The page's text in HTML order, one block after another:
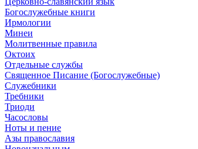
Богослужебные книги
Ирмологии
Минеи
Молитвенные правила
Октоих
Отдельные службы
Священное Писание (Богослужебные)
Служебники
Требники
Триоди
Часословы
Ноты и пение
Азы православия